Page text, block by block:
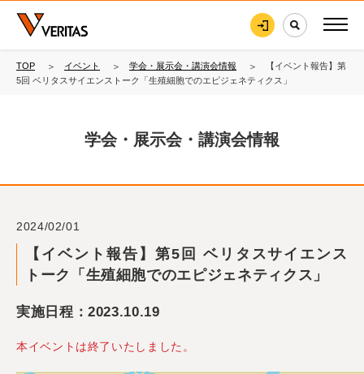
TOP イベント 学会・展示会・講演会情報
【イベント報告】第
5回 ベリタスサイエンストーク「生殖細胞でのエピジェネティクス」
学会・展示会・講演会情報
2024/02/01
【イベント報告】第5回 ベリタスサイエンス
トーク「生殖細胞でのエピジェネティクス」
実施日程：2023.10.19
本イベントは終了いたしました。